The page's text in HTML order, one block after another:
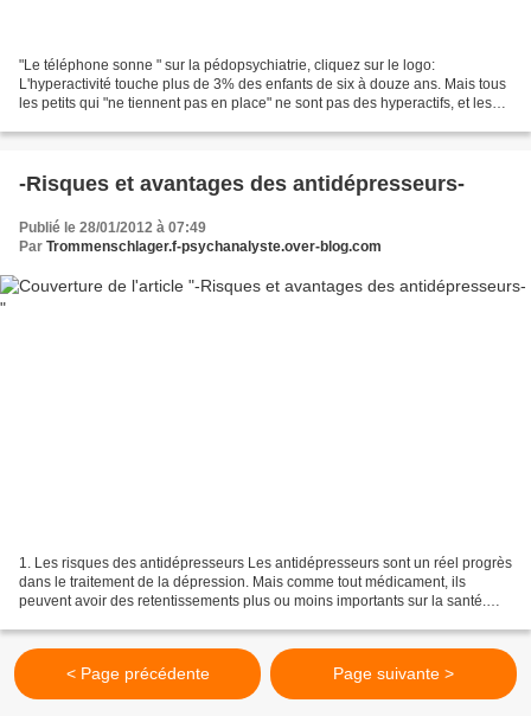
"Le téléphone sonne " sur la pédopsychiatrie, cliquez sur le logo:
L'hyperactivité touche plus de 3% des enfants de six à douze ans. Mais tous
les petits qui "ne tiennent pas en place" ne sont pas des hyperactifs, et les
-Risques et avantages des antidépresseurs-
Publié le 28/01/2012 à 07:49
Par Trommenschlager.f-psychanalyste.over-blog.com
1. Les risques des antidépresseurs Les antidépresseurs sont un réel progrès
dans le traitement de la dépression. Mais comme tout médicament, ils
peuvent avoir des retentissements plus ou moins importants sur la santé.
< Page précédente Page suivante >